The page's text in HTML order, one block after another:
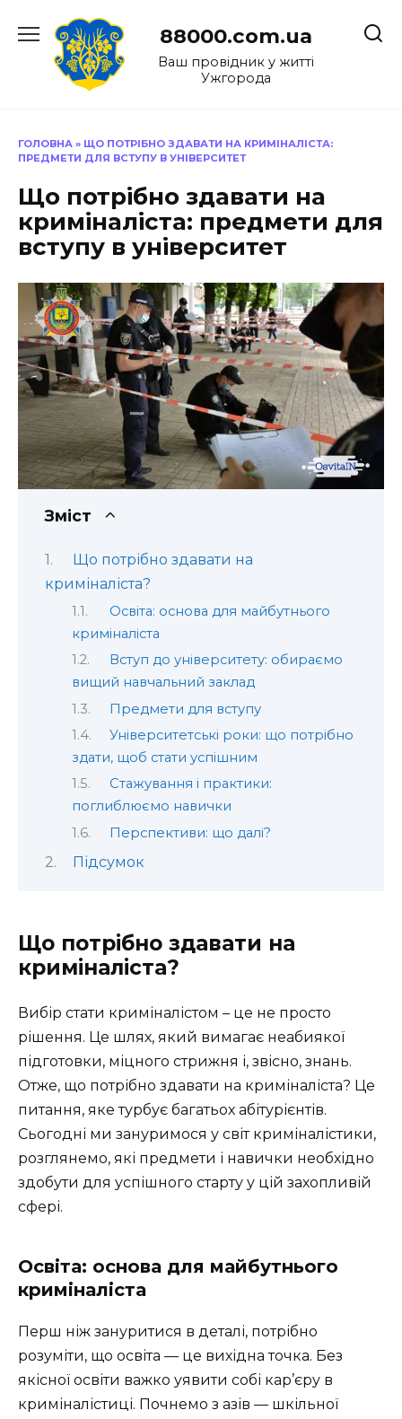
до
88000.com.ua
Ваш провідник у житті
Ужгорода
ГОЛОВНА » ЩО ПОТРІБНО ЗДАВАТИ НА КРИМІНАЛІСТА:
ПРЕДМЕТИ ДЛЯ ВСТУПУ В УНІВЕРСИТЕТ
Що потрібно здавати на
криміналіста: предмети для
вступу в університет
Зміст
Що потрібно здавати на
криміналіста?
Освіта: основа для майбутнього
криміналіста
Вступ до університету: обираємо
вищий навчальний заклад
Предмети для вступу
Університетські роки: що потрібно
здати, щоб стати успішним
Стажування і практики:
поглиблюємо навички
Перспективи: що далі?
Підсумок
Що потрібно здавати на
криміналіста?
Вибір стати криміналістом – це не просто
рішення. Це шлях, який вимагає неабиякої
підготовки, міцного стрижня і, звісно, знань.
Отже, що потрібно здавати на криміналіста? Це
питання, яке турбує багатьох абітурієнтів.
Сьогодні ми зануримося у світ криміналістики,
розглянемо, які предмети і навички необхідно
здобути для успішного старту у цій захопливій
сфері.
Освіта: основа для майбутнього
криміналіста
Перш ніж зануритися в деталі, потрібно
розуміти, що освіта — це вихідна точка. Без
якісної освіти важко уявити собі кар’єру в
криміналістиці. Почнемо з азів — шкільної